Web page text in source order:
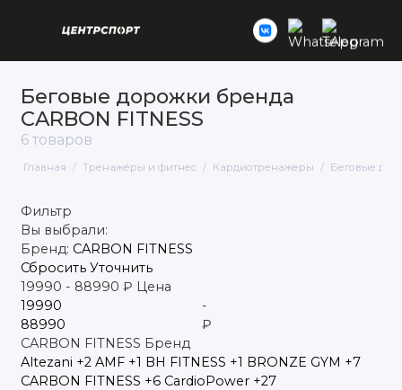
Беговые дорожки бренда
CARBON FITNESS
6 товаров
Главная Тренажёры и фитнес Кардиотренажеры Беговые
Фильтр
Вы выбрали:
Бренд: CARBON FITNESS
Сбросить Уточнить
19990 - 88990 ₽ Цена
-
₽
CARBON FITNESS Бренд
Altezani +2 AMF +1 BH FITNESS +1 BRONZE GYM +7
CARBON FITNESS +6 CardioPower +27
Кардиотренажеры
Cиловые тренажеры
Фитнес, йога, гимнастика и
Атлетика